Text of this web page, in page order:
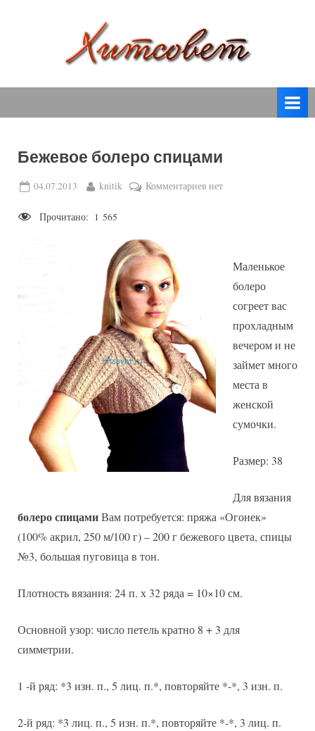
т
о
в
спицами,
крючком,
вязаные
модели
с
схемами.
Бежевое болеро спицами
Posted
04.07.2013 By
knitik Комментариевкнет
Прочитано: 1 565
Маленькое
болеро
согреет вас
прохладным
вечером и не
займет много
места в
женской
сумочки.
Размер: 38
Для вязания
болеро спицамиВам потребуется: пряжа «Огонек»
(100% акрил, 250 м/100 г) – 200 г бежевого цвета, спицы
№3, большая пуговица в тон.
Плотность вязания: 24 п. х 32 ряда = 10×10 см.
Основной узор: число петель кратно 8 + 3 для
симметрии.
1 -й ряд: *3 изн. п., 5 лиц. п.*, повторяйте *-*, 3 изн. п.
2-й ряд: *3 лиц. п., 5 изн. п.*, повторяйте *-*, 3 лиц. п.